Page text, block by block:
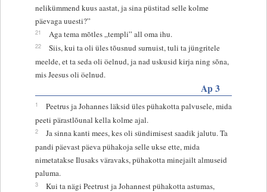
nelikümmend kuus aastat, ja sina püstitad selle kolme
päevaga uuesti?”
21 Aga tema mõtles „templi” all oma ihu.
22
Siis, kui ta oli üles tõusnud surnuist, tuli ta jüngritele
meelde, et ta seda oli öelnud, ja nad uskusid kirja ning sõna,
mis Jeesus oli öelnud.
Ap 3
1
Peetrus ja Johannes läksid üles pühakotta palvusele, mida
peeti pärastlõunal kella kolme ajal.
2
Ja sinna kanti mees, kes oli sündimisest saadik jalutu. Ta
pandi päevast päeva pühakoja selle ukse ette, mida
nimetatakse Ilusaks väravaks, pühakotta minejailt almuseid
paluma.
3 Kui ta nägi Peetrust ja Johannest pühakotta astumas,